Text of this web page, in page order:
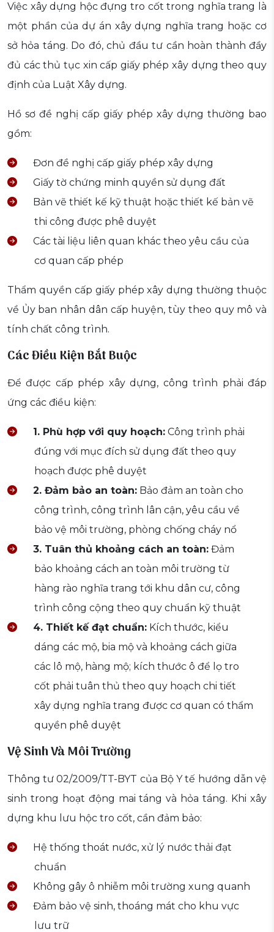
Việc xây dựng hộc đựng tro cốt trong nghĩa trang là
một phần của dự án xây dựng nghĩa trang hoặc cơ
sở hỏa táng. Do đó, chủ đầu tư cần hoàn thành đầy
đủ các thủ tục xin cấp giấy phép xây dựng theo quy
định của Luật Xây dựng.
Hồ sơ đề nghị cấp giấy phép xây dựng thường bao
gồm:
Đơn đề nghị cấp giấy phép xây dựng
Giấy tờ chứng minh quyền sử dụng đất
Bản vẽ thiết kế kỹ thuật hoặc thiết kế bản vẽ
thi công được phê duyệt
Các tài liệu liên quan khác theo yêu cầu của
cơ quan cấp phép
Thẩm quyền cấp giấy phép xây dựng thường thuộc
về Ủy ban nhân dân cấp huyện, tùy theo quy mô và
tính chất công trình.
Các Điều Kiện Bắt Buộc
Để được cấp phép xây dựng, công trình phải đáp
ứng các điều kiện:
1. Phù hợp với quy hoạch: Công trình phải
đúng với mục đích sử dụng đất theo quy
hoạch được phê duyệt
2. Đảm bảo an toàn: Bảo đảm an toàn cho
công trình, công trình lân cận, yêu cầu về
bảo vệ môi trường, phòng chống cháy nổ
3. Tuân thủ khoảng cách an toàn: Đảm
bảo khoảng cách an toàn môi trường từ
hàng rào nghĩa trang tới khu dân cư, công
trình công cộng theo quy chuẩn kỹ thuật
4. Thiết kế đạt chuẩn: Kích thước, kiểu
dáng các mộ, bia mộ và khoảng cách giữa
các lô mộ, hàng mộ; kích thước ô để lọ tro
cốt phải tuân thủ theo quy hoạch chi tiết
xây dựng nghĩa trang được cơ quan có thẩm
quyền phê duyệt
Vệ Sinh Và Môi Trường
Thông tư 02/2009/TT-BYT của Bộ Y tế hướng dẫn vệ
sinh trong hoạt động mai táng và hỏa táng. Khi xây
dựng khu lưu hộc tro cốt, cần đảm bảo:
Hệ thống thoát nước, xử lý nước thải đạt
chuẩn
Không gây ô nhiễm môi trường xung quanh
Đảm bảo vệ sinh, thoáng mát cho khu vực
lưu trữ